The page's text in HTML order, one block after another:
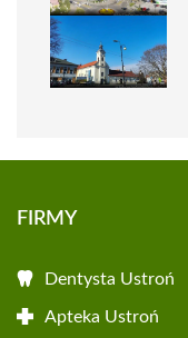
FIRMY
Dentysta Ustroń
Apteka Ustroń